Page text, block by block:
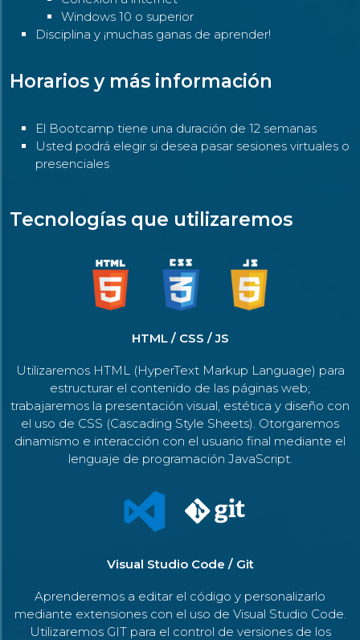
Windows 10 o superior
Disciplina y ¡muchas ganas de aprender!
Horarios y más información
El Bootcamp tiene una duración de 12 semanas
Usted podrá elegir si desea pasar sesiones virtuales o
presenciales
Tecnologías que utilizaremos
HTML / CSS / JS
Utilizaremos HTML (HyperText Markup Language) para
estructurar el contenido de las páginas web;
trabajaremos la presentación visual, estética y diseño con
el uso de CSS (Cascading Style Sheets). Otorgaremos
dinamismo e interacción con el usuario final mediante el
lenguaje de programación JavaScript.
Visual Studio Code / Git
Aprenderemos a editar el código y personalizarlo
mediante extensiones con el uso de Visual Studio Code.
Utilizaremos GIT para el control de versiones de los